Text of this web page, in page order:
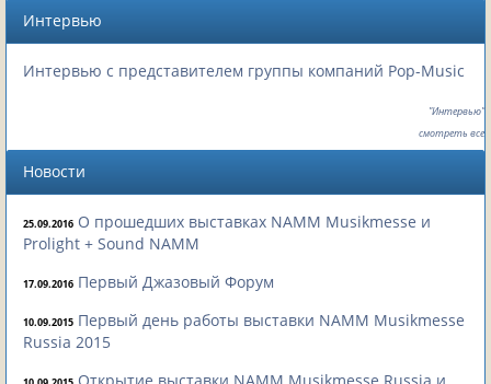
Интервью
Интервью с представителем группы компаний Pop-Music
"Интервью"
смотреть все
Новости
25.09.2016 О прошедших выставках NAMM Musikmesse и
Prolight + Sound NAMM
17.09.2016 Первый Джазовый Форум
10.09.2015 Первый день работы выставки NAMM Musikmesse
Russia 2015